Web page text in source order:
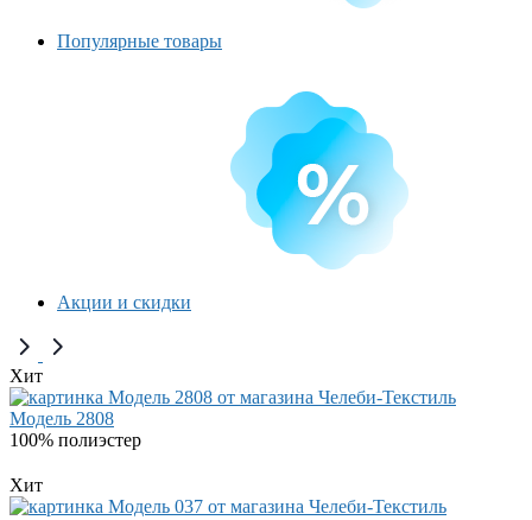
Популярные товары
Акции и скидки
Хит
Модель 2808
100% полиэстер
Хит